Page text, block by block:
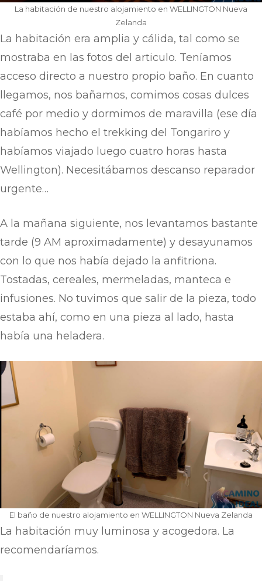
La habitación de nuestro alojamiento en WELLINGTON Nueva
Zelanda
La habitación era amplia y cálida, tal como se
mostraba en las fotos del articulo. Teníamos
acceso directo a nuestro propio baño. En cuanto
llegamos, nos bañamos, comimos cosas dulces
café por medio y dormimos de maravilla (ese día
habíamos hecho el trekking del Tongariro y
habíamos viajado luego cuatro horas hasta
Wellington). Necesitábamos descanso reparador
urgente…
A la mañana siguiente, nos levantamos bastante
tarde (9 AM aproximadamente) y desayunamos
con lo que nos había dejado la anfitriona.
Tostadas, cereales, mermeladas, manteca e
infusiones. No tuvimos que salir de la pieza, todo
estaba ahí, como en una pieza al lado, hasta
había una heladera.
El baño de nuestro alojamiento en WELLINGTON Nueva Zelanda
La habitación muy luminosa y acogedora. La
recomendaríamos.